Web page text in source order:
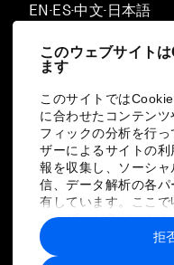
このウェブサイト
ます
このサイトでは
に合わせたコンテン
フィックの分析を行
ザーによるサイトの
報を収集し、ソーシ
信、データ解析の各
有しています。ここで
ユーザーが各パート
報や各パートナーのサ
に収集された情報と
拒
Artificial
A Conversation
Powering Africa
An Insight, An
Who Can Lead a
World?
EN ▪ES▪中文▪ 日本語